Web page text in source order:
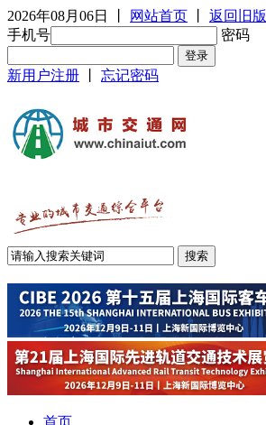
2026年08月06日 网站首页
返回旧版
手机号
密码
新用户注册 忘记密码
首页